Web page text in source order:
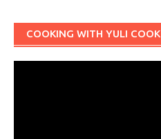
COOKING WITH YULI COOK